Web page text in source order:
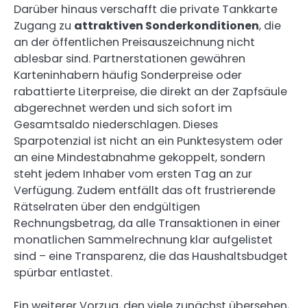
Darüber hinaus verschafft die private Tankkarte
Zugang zu attraktiven Sonderkonditionen, die
an der öffentlichen Preisauszeichnung nicht
ablesbar sind. Partnerstationen gewähren
Karteninhabern häufig Sonderpreise oder
rabattierte Literpreise, die direkt an der Zapfsäule
abgerechnet werden und sich sofort im
Gesamtsaldo niederschlagen. Dieses
Sparpotenzial ist nicht an ein Punktesystem oder
an eine Mindestabnahme gekoppelt, sondern
steht jedem Inhaber vom ersten Tag an zur
Verfügung. Zudem entfällt das oft frustrierende
Rätselraten über den endgültigen
Rechnungsbetrag, da alle Transaktionen in einer
monatlichen Sammelrechnung klar aufgelistet
sind – eine Transparenz, die das Haushaltsbudget
spürbar entlastet.